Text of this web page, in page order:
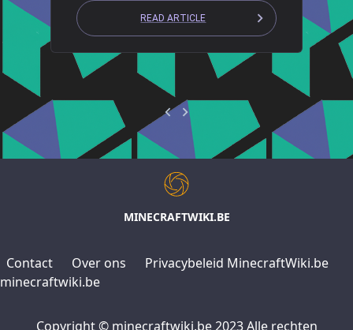
READ ARTICLE
MINECRAFTWIKI.BE
Contact Over ons
Privacybeleid MinecraftWiki.be
minecraftwiki.be
Copyright © minecraftwiki.be 2023 Alle rechten